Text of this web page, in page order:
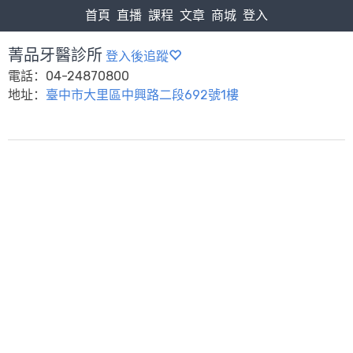
首頁 直播 課程 文章 商城 登入
菁品牙醫診所 登入後追蹤
電話：04-24870800
地址： 臺中市大里區中興路二段692號1樓